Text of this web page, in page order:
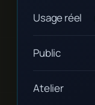
Usage réel
Public
Atelier